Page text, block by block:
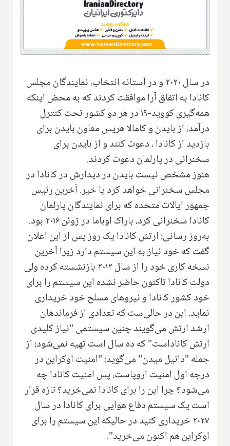
در سال ۲۰۲۰ و در آستانه انتخاب، نمایندگان مجلس
کانادا به اتفاق آرا موافقت کردند که به محض اینکه
همه‌گیری کووید-۱۹ در هر دو کشور تحت کنترل
درآمد، از بایدن و کامالا هریس معاون بایدن برای
بازدید از کانادا ، دعوت کنند و از بایدن برای
سخنرانی در پارلمان دعوت کردند.
هنوز مشخص نیست بایدن در دیدارش در کانادا در
مجلس سخنرانی خواهد کرد یا خیر. آخرین رئیس
جمهور ایالات متحده که برای نمایندگان پارلمان
کانادا سخنرانی کرد، باراک اوباما در ژوئن ۲۰۱۶ بود.
به‌روز رسانی: ارتش کانادا یک روز پس از این اعلان
گفت که خود نیاز به این سیستم دارد زیرا آخرین
نسخه کاری خود را از سال ۲۰۱۲ بازنشسته کرده ولی
دولت کانادا تاکنون حاضر نشده این سیستم را برای
خود کشور کانادا و نیروهای مسلح خود خریداری
نماید. این در حالی‌ست که تعدادی از فرماندهان
ارشد ارتش می‌گویند چنین سیستمی "نیاز کلیدی
ارتش کاناداست" که ده سال است تهیه نمی‌شود؛ از
جمله "دانیل میدن" می‌گوید: "امنیت اوکراین در
درجه اول امنیت اروپاست، پس امنیت کانادا چه
می‌شود؟ چرا این را برای کانادا نمی‌خرید؟ تازه قرار
است یک سیستم دفاع هوایی برای کانادا در سال
۲۰۲۷ خریداری کنید در حالیکه این سیستم را برای
اوکراین هم اکنون می‌خرید".